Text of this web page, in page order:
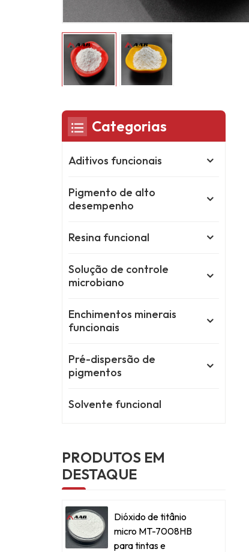
Categorias
Aditivos funcionais
Pigmento de alto
desempenho
Resina funcional
Solução de controle
microbiano
Enchimentos minerais
funcionais
Pré-dispersão de
pigmentos
Solvente funcional
PRODUTOS EM
DESTAQUE
Dióxido de titânio
micro MT-7008HB
para tintas e